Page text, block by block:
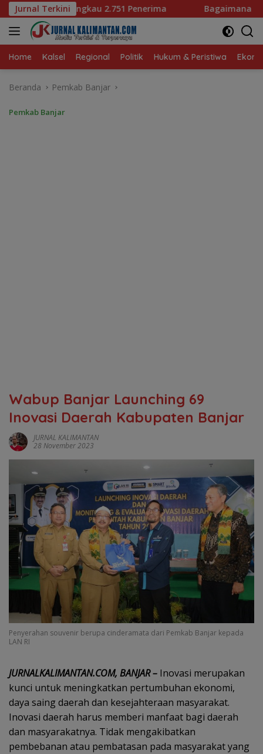
Langsung
ke
konten
Jurnal Terkini Bagaimana KIP Hadapi Deepfake dan Hoaks?
Home Kalsel Regional Politik Hukum & Peristiwa
Beranda Pemkab Banjar
Pemkab Banjar
Wabup Banjar Launching 69
Inovasi Daerah Kabupaten Banjar
JURNAL KALIMANTAN
28 November 2023
Penyerahan souvenir berupa cinderamata dari Pemkab Banjar kepada
LAN RI
JURNALKALIMANTAN.COM, BANJAR – Inovasi merupakan
kunci untuk meningkatkan pertumbuhan ekonomi,
daya saing daerah dan kesejahteraan masyarakat.
Inovasi daerah harus memberi manfaat bagi daerah
dan masyarakatnya. Tidak mengakibatkan
pembebanan atau pembatasan pada masyarakat yang